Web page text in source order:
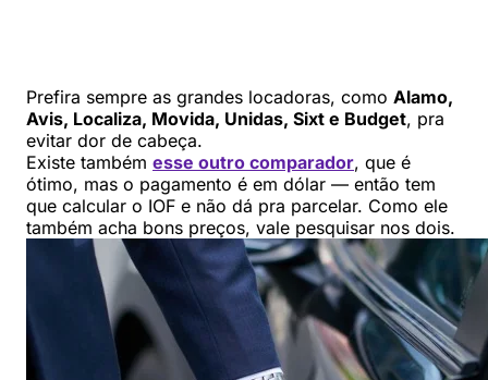
Prefira sempre as grandes locadoras, como Alamo,
Avis, Localiza, Movida, Unidas, Sixt e Budget, pra
evitar dor de cabeça.
Existe também esse outro comparador, que é
ótimo, mas o pagamento é em dólar — então tem
que calcular o IOF e não dá pra parcelar. Como ele
também acha bons preços, vale pesquisar nos dois.